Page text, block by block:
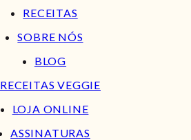
RECEITAS
SOBRE NÓS
BLOG
RECEITAS VEGGIE
LOJA ONLINE
ASSINATURAS